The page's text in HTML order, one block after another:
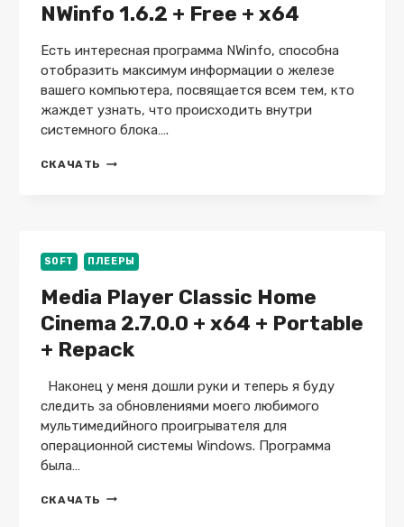
NWinfo 1.6.2 + Free + x64
Есть интересная программа NWinfo, способна
отобразить максимум информации о железе
вашего компьютера, посвящается всем тем, кто
жаждет узнать, что происходить внутри
системного блока….
СКАЧАТЬ NWINFO
SOFT ПЛЕЕРЫ
Media Player Classic Home
Cinema 2.7.0.0 + x64 + Portable
+ Repack
Наконец у меня дошли руки и теперь я буду
следить за обновлениями моего любимого
мультимедийного проигрывателя для
операционной системы Windows. Программа
была…
СКАЧАТЬ MEDIA